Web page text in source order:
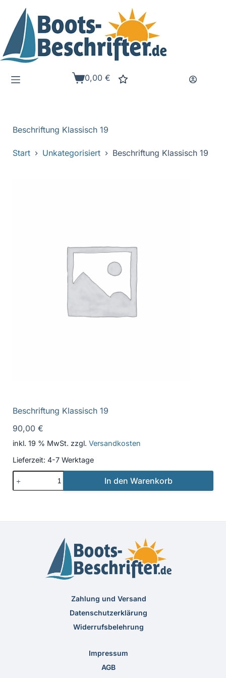
Inhalt
springen
Warenkorb
0,00€
Beschriftung Klassisch 19
Start Unkategorisiert Beschriftung Klassisch 19
Beschriftung Klassisch 19
90,00 €
inkl. 19 % MwSt. zzgl. Versandkosten
Lieferzeit: 4-7 Werktage
Klassisch
In den Warenkorb
Zahlung und Versand
Datenschutzerklärung
Widerrufsbelehrung
Impressum
AGB